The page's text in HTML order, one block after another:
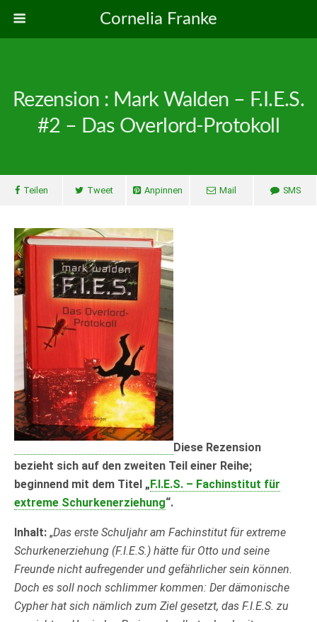
Cornelia Franke
Rezension : Mark Walden – F.I.E.S.
#2 – Das Overlord-Protokoll
Teilen Tweet Anpinnen Mail SMS
Diese Rezension
bezieht sich auf den zweiten Teil einer Reihe;
beginnend mit dem Titel „F.I.E.S. – Fachinstitut für
extreme Schurkenerziehung“.
Inhalt: „Das erste Schuljahr am Fachinstitut für extreme
Schurkenerziehung (F.I.E.S.) hätte für Otto und seine
Freunde nicht aufregender und gefährlicher sein können.
Doch es soll noch schlimmer kommen: Der dämonische
Cypher hat sich nämlich zum Ziel gesetzt, das F.I.E.S. zu